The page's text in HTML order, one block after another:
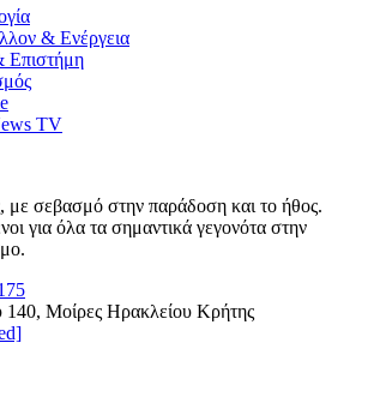
& Ενέργεια
Επιστήμη
TV
με σεβασμό στην παράδοση και το ήθος.
για όλα τα σημαντικά γεγονότα στην
140, Μοίρες Ηρακλείου Κρήτης